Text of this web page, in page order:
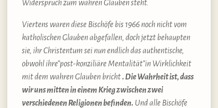
Widerspruch zum wahren Glauben steht.
Viertens waren diese Bischöfe bis 1966 noch nicht vom
katholischen Glauben abgefallen, doch jetzt behaupten
sie, ihr Christentum sei nun endlich das authentische,
obwohl ihre”post-konziliäre Mentalität”in Wirklichkeit
mit dem wahren Glauben bricht. Die Wahrheit ist, dass
wir uns mitten in einem Krieg zwischen zwei
verschiedenen Religionen befinden. Und alle Bischöfe